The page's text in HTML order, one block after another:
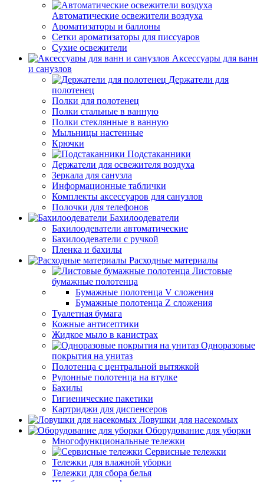
Автоматические освежители воздуха
Ароматизаторы и баллоны
Сетки ароматизаторы для писсуаров
Сухие освежители
Аксессуары для ванн
и санузлов
Держатели для
полотенец
Полки для полотенец
Полки стальные в ванную
Полки стеклянные в ванную
Мыльницы настенные
Крючки
Подстаканники
Держатели для освежителя воздуха
Зеркала для санузла
Информационные таблички
Комплекты аксессуаров для санузлов
Полочки для телефонов
Бахилоодеватели
Бахилоодеватели автоматические
Бахилоодеватели с ручкой
Пленка и бахилы
Расходные материалы
Листовые
бумажные полотенца
Бумажные полотенца V сложения
Бумажные полотенца Z сложения
Туалетная бумага
Кожные антисептики
Жидкое мыло в канистрах
Одноразовые
покрытия на унитаз
Полотенца с центральной вытяжкой
Рулонные полотенца на втулке
Бахилы
Гигиенические пакетики
Картриджи для диспенсеров
Ловушки для насекомых
Оборудование для уборки
Многофункциональные тележки
Сервисные тележки
Тележки для влажной уборки
Тележки для сбора белья